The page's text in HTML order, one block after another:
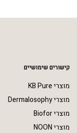
קישורים שימושיים
מוצרי KB Pure
מוצרי Dermalosophy
מוצרי Biofor
מוצרי NOON